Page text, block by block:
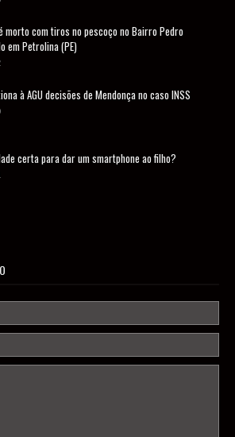
morto com tiros no pescoço no Bairro Pedro
em Petrolina (PE)
à AGU decisões de Mendonça no caso INSS
certa para dar um smartphone ao filho?